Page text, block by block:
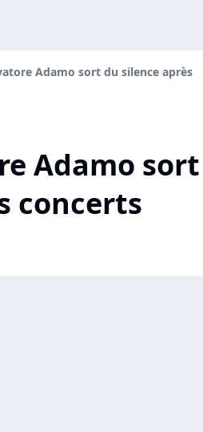
Adamo sort du silence après
Adamo sort
concerts